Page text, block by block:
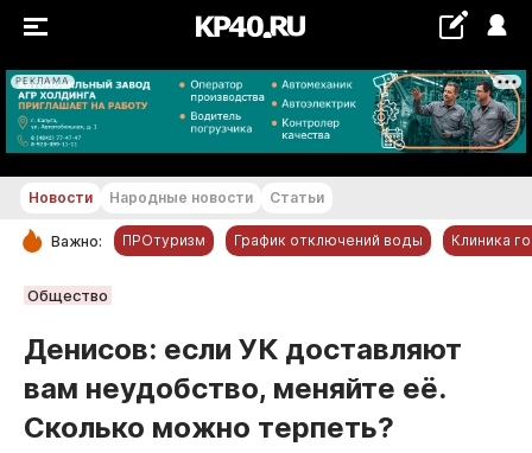
РЕКЛАМА
+19...+20 °С
РУБРИКИ
Статьи
Народные новости
Новости Народные новости Статьи
Важно: ПРОтуризм График отключений воды Клиника
Общество
Денисов: если УК доставляют
вам неудобство, меняйте её.
Сколько можно терпеть?